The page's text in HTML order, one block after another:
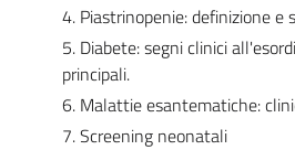
4. Piastrinopenie: definizione e
5. Diabete: segni clinici
principali.
6. Malattie esantematiche:
7. Screening neonatali